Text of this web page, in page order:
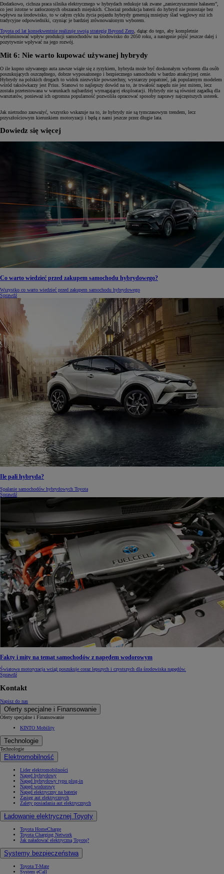
Dodatkowo, cichsza praca silnika elektrycznego w hybrydach redukuje tak zwane „zanieczyszczenie hałasem”,
co jest istotne w zatłoczonych obszarach miejskich. Chociaż produkcja baterii do hybryd nie pozostaje bez
wpływu na środowisko, to w całym cyklu życia pojazdu hybrydy generują mniejszy ślad węglowy niż ich
tradycyjne odpowiedniki, czyniąc je bardziej zrównoważonym wyborem.
Toyota od lat konsekwentnie realizuje swoją strategię Beyond Zero , dążąc do tego, aby kompletnie
wyeliminować wpływ produkcji samochodów na środowisko do 2050 roku, a następnie pójść jeszcze dalej i
pozytywnie wpływać na jego rozwój.
Mit 6: Nie warto kupować używanej hybrydy
O ile kupno używanego auta zawsze wiąże się z ryzykiem, hybryda może być doskonałym wyborem dla osób
poszukujących oszczędnego, dobrze wyposażonego i bezpiecznego samochodu w bardzo atrakcyjnej cenie.
Hybrydy na polskich drogach to widok niezwykle powszechny, wystarczy popatrzeć, jak popularnym modelem
wśród taksówkarzy jest Prius. Stanowi to najlepszy dowód na to, że trwałość napędu nie jest mitem, lecz
została przetestowana w warunkach najbardziej wymagającej eksploatacji. Hybrydy nie są również zagadką dla
warsztatów, ponieważ ich ogromna popularność pozwoliła opracować sposoby naprawy najczęstszych usterek.
Jak nietrudno zauważyć, wszystko wskazuje na to, że hybrydy nie są tymczasowym trendem, lecz
przyszłościowym kierunkiem motoryzacji i będą z nami jeszcze przez długie lata.
Dowiedz się więcej
Co warto wiedzieć przed zakupem samochodu hybrydowego?
Wszystko co warto wiedzieć przed zakupem samochodu hybrydowego
Sprawdź
Ile pali hybryda?
Spalanie samochodów hybrydowych Toyota
Sprawdź
Fakty i mity na temat samochodów z napędem wodorowym
Światowa motoryzacja wciąż poszukuje coraz lepszych i czystszych dla środowiska napędów.
Sprawdź
Kontakt
Napisz do nas
Oferty specjalne i Finansowanie
Oferty specjalne i Finansowanie
KINTO Mobility
Technologie
Technologie
Elektromobilność
Lider elektromobilności
Napęd hybrydowy
Napęd hybrydowy typu plug-in
Napęd wodorowy
Napęd elektryczny na baterię
Zasięg aut elektrycznych
Zalety posiadania aut elektrycznych
Ładowanie elektrycznej Toyoty
Toyota HomeCharge
Toyota Charging Network
Jak naładować elektryczną Toyotę?
Systemy bezpieczeństwa
Toyota T-Mate
System eCall